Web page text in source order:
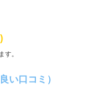
す。
い口コミ）